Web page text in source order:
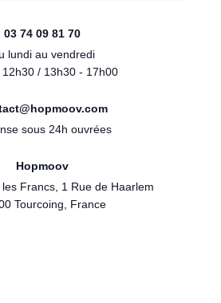
03 74 09 81 70
lundi au vendredi
/ 13h30 - 17h00
sous 24h ouvrées
Hopmoov
Francs, 1 Rue de Haarlem
Tourcoing, France